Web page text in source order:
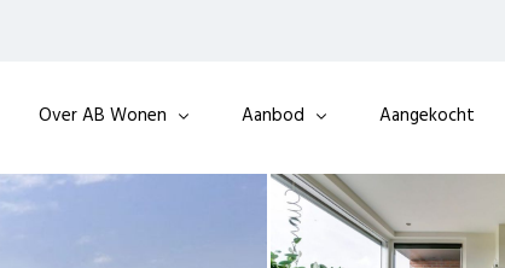
Over AB Wonen Aanbod Aangekocht